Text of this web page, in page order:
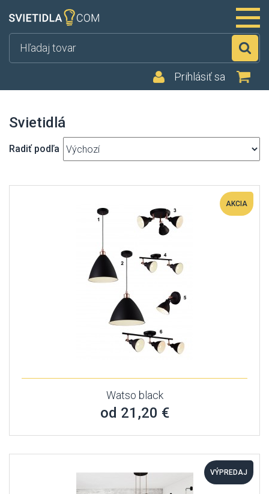
Prihlásiť sa
Svietidlá
Radiť podľa
AKCIA
Watso black
od 21,20 €
VÝPREDAJ